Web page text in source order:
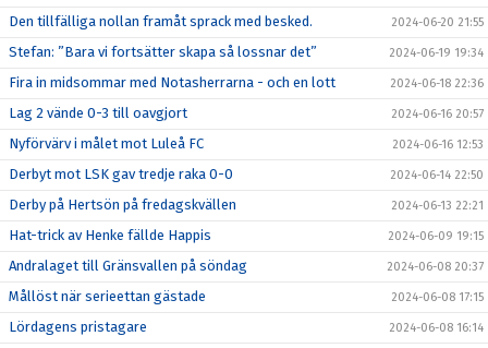
Den tillfälliga nollan framåt sprack med besked. 2024-06-20 21:55
Stefan: ”Bara vi fortsätter skapa så lossnar det” 2024-06-19 19:34
Fira in midsommar med Notasherrarna - och en lott 2024-06-18 22:36
Lag 2 vände 0-3 till oavgjort 2024-06-16 20:57
Nyförvärv i målet mot Luleå FC 2024-06-16 12:53
Derbyt mot LSK gav tredje raka 0-0 2024-06-14 22:50
Derby på Hertsön på fredagskvällen 2024-06-13 22:21
Hat-trick av Henke fällde Happis 2024-06-09 19:15
Andralaget till Gränsvallen på söndag 2024-06-08 20:37
Mållöst när serieettan gästade 2024-06-08 17:15
Lördagens pristagare 2024-06-08 16:14